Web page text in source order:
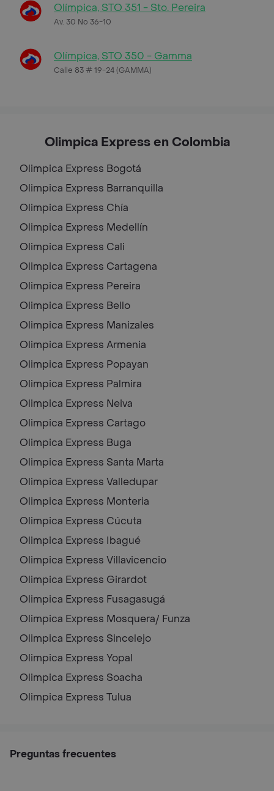
Olímpica, STO 351 - Sto. Pereira
Av. 30 No 36-10
Olímpica, STO 350 - Gamma
Calle 83 # 19-24 (GAMMA)
Olimpica Express en Colombia
Olimpica Express Bogotá
Olimpica Express Barranquilla
Olimpica Express Chía
Olimpica Express Medellín
Olimpica Express Cali
Olimpica Express Cartagena
Olimpica Express Pereira
Olimpica Express Bello
Olimpica Express Manizales
Olimpica Express Armenia
Olimpica Express Popayan
Olimpica Express Palmira
Olimpica Express Neiva
Olimpica Express Cartago
Olimpica Express Buga
Olimpica Express Santa Marta
Olimpica Express Valledupar
Olimpica Express Monteria
Olimpica Express Cúcuta
Olimpica Express Ibagué
Olimpica Express Villavicencio
Olimpica Express Girardot
Olimpica Express Fusagasugá
Olimpica Express Mosquera/ Funza
Olimpica Express Sincelejo
Olimpica Express Yopal
Olimpica Express Soacha
Olimpica Express Tulua
Preguntas frecuentes